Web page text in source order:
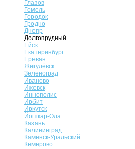
Глазов
Гомель
Городок
Гродно
Днепр
Долгопрудный
Ейск
Екатеринбург
Ереван
Жигулёвск
Зеленоград
Иваново
Ижевск
Иннополис
Ирбит
Иркутск
Йошкар-Ола
Казань
Калининград
Каменск-Уральский
Кемерово